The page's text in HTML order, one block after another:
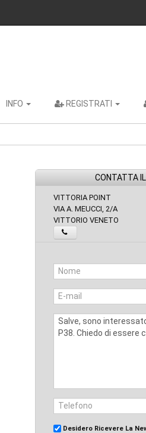
INFO REGISTRATI
CONTATTA
VITTORIA POINT
VIA A. MEUCCI, 2/A
VITTORIO VENETO
Desidero Ricevere La